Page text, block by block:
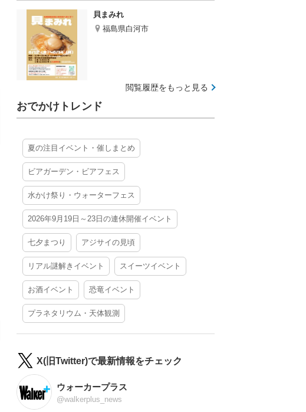
貝まみれ
福島県白河市
閲覧履歴をもっと見る
おでかけトレンド
夏の注目イベント・催しまとめ
ビアガーデン・ビアフェス
水かけ祭り・ウォーターフェス
2026年9月19日～23日の連休開催イベント
七夕まつり アジサイの見頃
リアル謎解きイベント スイーツイベント
お酒イベント 恐竜イベント
プラネタリウム・天体観測
X(旧Twitter)で最新情報をチェック
ウォーカープラス
@walkerplus_news